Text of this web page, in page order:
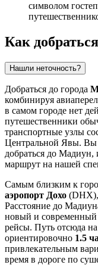
символом
Как добраться
Нашли неточность?
Добраться до города
комбинируя
в самом городе нет
путешественники
транспортные узлы
Центральной Явы. Вы
добраться до Мадиун,
маршрут на нашей
Самым близким к
аэропорт Дохо
Расстояние до
новый и
рейсы. Путь отсюда на
ориентировочно 1.5
привлекательным
время в дороге по